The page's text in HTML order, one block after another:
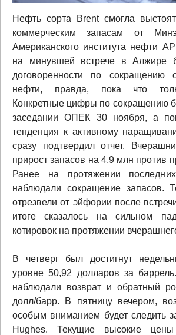
Нефть сорта Brent смогла
коммерческим запасам от
Американского института нефти
на минувшей встрече в Алжире
договоренности по сокращению
нефти, правда, пока что
Конкретные цифры по сокращению
заседании ОПЕК 30 ноября, а
тенденция к активному
сразу подтвердил отчет.
прирост запасов на 4,9 млн против
Ранее на протяжении
наблюдали сокращение запасов.
отрезвели от эйфории после
итоге сказалось на сильном
котировок на протяжении
В четверг был достигнут
уровне 50,92 долларов за
наблюдали возврат и обратный
долл/барр. В пятницу вечером,
особым вниманием будет следить
Hughes. Текущие высокие цены